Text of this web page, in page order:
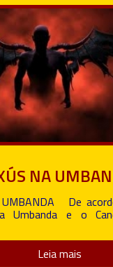
NA
De
Umbanda e o
Leia mais